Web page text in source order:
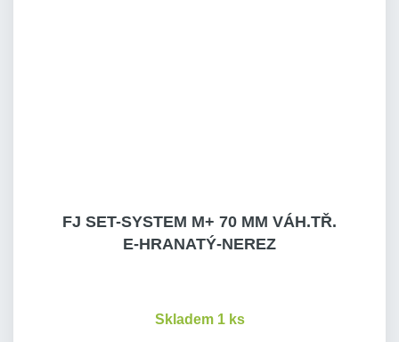
FJ SET-SYSTEM M+ 70 MM VÁH.TŘ.
E-HRANATÝ-NEREZ
Skladem 1 ks